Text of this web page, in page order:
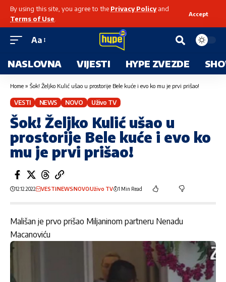
By using this site, you agree to the Privacy Policyand
Terms of Use
Accept
Aa
NASLOVNA VIJESTI HYPE ZVEZDE
Home » Šok! Željko Kulić ušao u prostorije Bele kuće i evo ko mu je prvi prišao!
VESTI NEWS NOVO Uživo TV
Šok! Željko Kulić ušao u
prostorije Bele kuće i evo ko
mu je prvi prišao!
12.12.2022 VESTINEWSNOVOUživo TV 1 Min Read
Mališan je prvo prišao Miljaninom partneru Nenadu
Macanoviću